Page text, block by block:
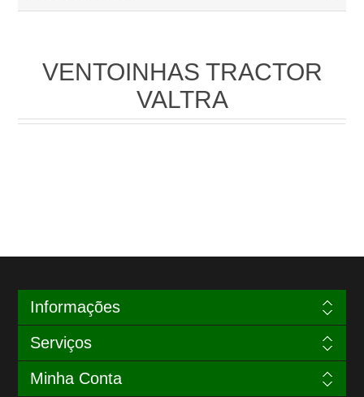
VENTOINHAS TRACTOR
VALTRA
Informações
Serviços
Minha Conta